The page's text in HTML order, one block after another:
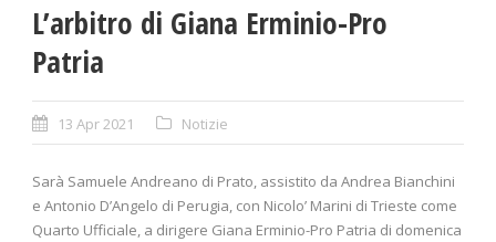
L’arbitro di Giana Erminio-Pro
Patria
13 Apr 2021 Notizie
Sarà Samuele Andreano di Prato, assistito da Andrea Bianchini
e Antonio D’Angelo di Perugia, con Nicolo’ Marini di Trieste come
Quarto Ufficiale, a dirigere Giana Erminio-Pro Patria di domenica